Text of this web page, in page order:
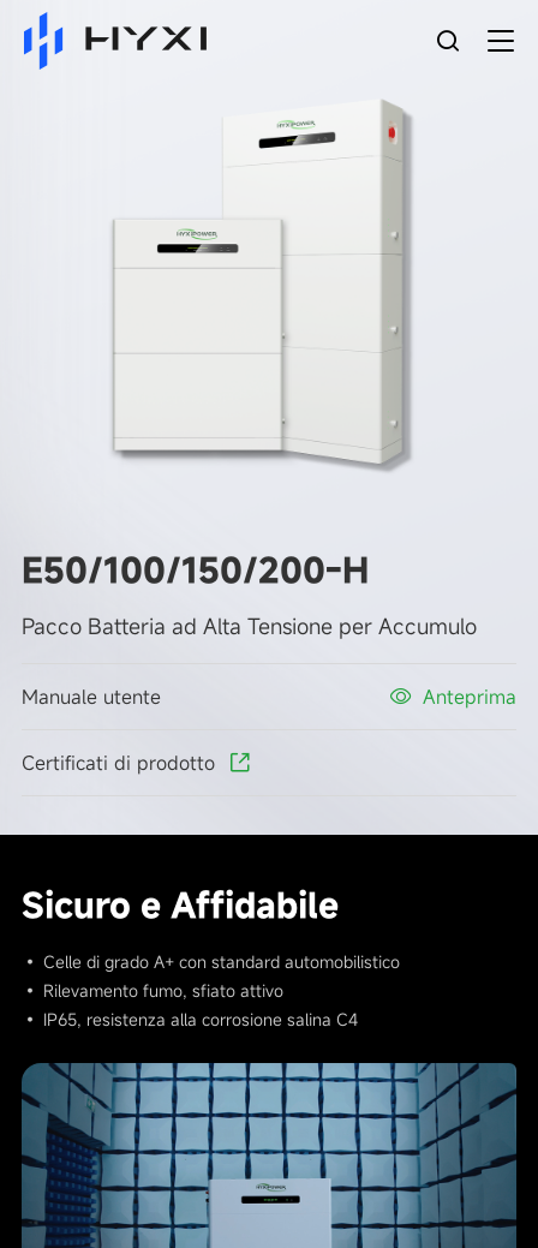
E50/100/150/200-H
Pacco Batteria ad Alta Tensione per Accumulo
Manuale utente Anteprima
Certificati di prodotto
Sicuro e Affidabile
• Celle di grado A+ con standard automobilistico
• Rilevamento fumo, sfiato attivo
• IP65, resistenza alla corrosione salina C4